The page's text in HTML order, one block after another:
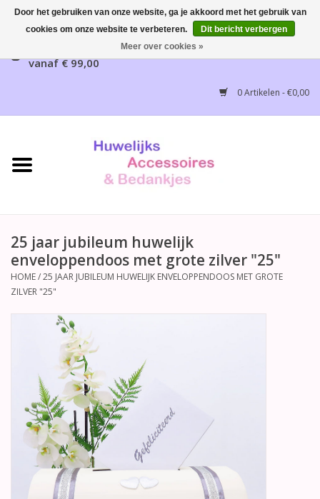
Gratis verzending mogelijk, NL vanaf € 65,00, België
vanaf € 99,00
0 Artikelen - €0,00
Home
Bruidsaccessoires
Huwelijksreceptie
Betty Boop Huwelijk
Jubileum
Geboorte, Doop en
Communie
SALE
25 jaar jubileum huwelijk
enveloppendoos met grote zilver "25"
HOME/25 JAAR JUBILEUM HUWELIJK ENVELOPPENDOOS MET GROTE
ZILVER "25"
Door het gebruiken van onze website, ga je akkoord met het gebruik van
cookies om onze website te verbeteren.
Dit bericht verbergen
Meer over cookies »